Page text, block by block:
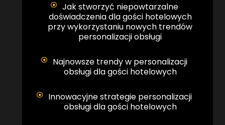
Jak stworzyć niepowtarzalne
doświadczenia dla gości hotelowych
przy wykorzystaniu nowych trendów
personalizacji obsługi
Najnowsze trendy w personalizacji
obsługi dla gości hotelowych
Innowacyjne strategie personalizacji
obsługi dla gości hotelowych